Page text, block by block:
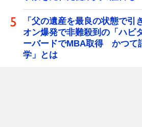
「父の遺産を最良の状態で
オン爆発で非難殺到の「ハビ
ーバードでMBA取得 かつて
学」とは